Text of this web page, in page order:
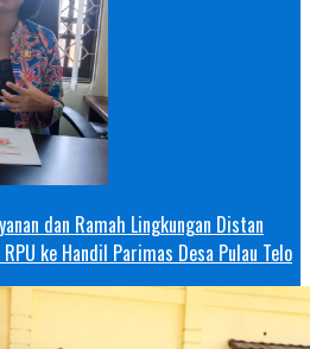
dan Ramah Lingkungan Distan
ke Handil Parimas Desa Pulau Telo